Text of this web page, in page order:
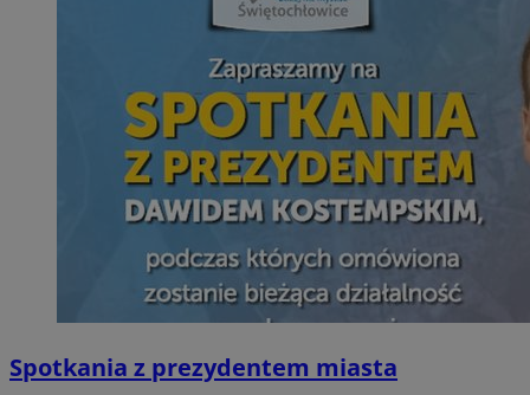
Spotkania z prezydentem miasta